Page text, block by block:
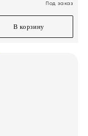
Под заказ
В корзину